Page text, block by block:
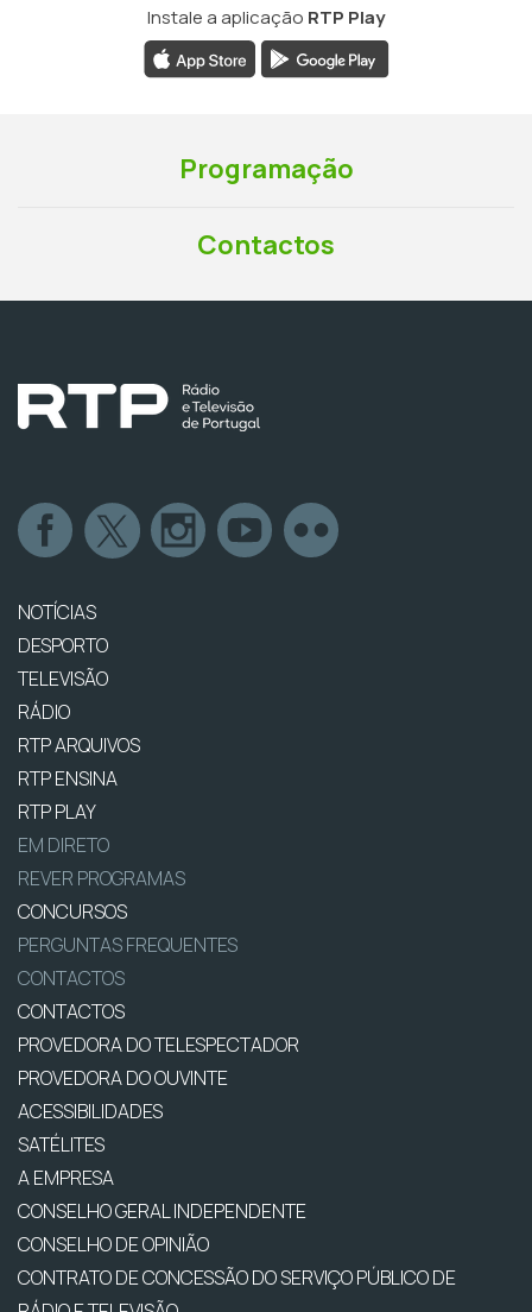
Instale a aplicação RTP Play
Programação
Contactos
NOTÍCIAS
DESPORTO
TELEVISÃO
RÁDIO
RTP ARQUIVOS
RTP ENSINA
RTP PLAY
EM DIRETO
REVER PROGRAMAS
CONCURSOS
PERGUNTAS FREQUENTES
CONTACTOS
CONTACTOS
PROVEDORA DO TELESPECTADOR
PROVEDORA DO OUVINTE
ACESSIBILIDADES
SATÉLITES
A EMPRESA
CONSELHO GERAL INDEPENDENTE
CONSELHO DE OPINIÃO
CONTRATO DE CONCESSÃO DO SERVIÇO PÚBLICO DE